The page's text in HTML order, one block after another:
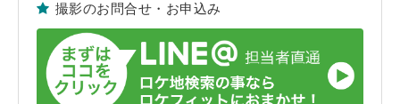
撮影のお問合せ・お申込み